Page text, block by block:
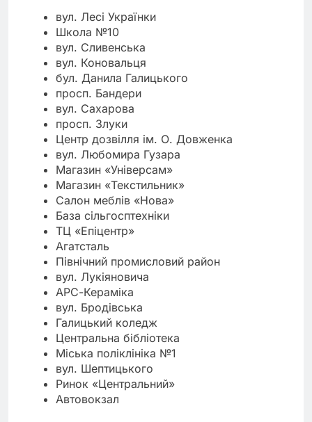
вул. Лесі Українки
Школа №10
вул. Сливенська
вул. Коновальця
бул. Данила Галицького
просп. Бандери
вул. Сахарова
просп. Злуки
Центр дозвілля ім. О. Довженка
вул. Любомира Гузара
Магазин «Універсам»
Магазин «Текстильник»
Салон меблів «Нова»
База сільгосптехніки
ТЦ «Епіцентр»
Агатсталь
Північний промисловий район
вул. Лукіяновича
АРС-Кераміка
вул. Бродівська
Галицький коледж
Центральна бібліотека
Міська поліклініка №1
вул. Шептицького
Ринок «Центральний»
Автовокзал